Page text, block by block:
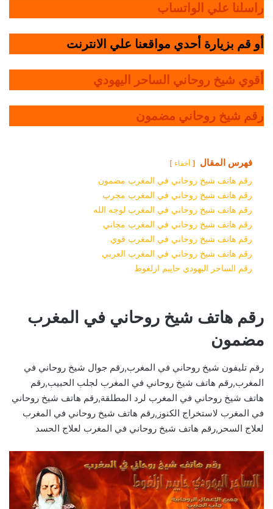
راسلنا علي الواتساب
أو قم بزيارة أحدي مواقعنا علي الانترنت
أقوي شيخ روحاني الساحر اليهودي
رقم شيخ روحاني مضمون
فهرس المقال أخفاء
رقم هاتف شيخ روحاني في المغرب مضمون
رقم هاتف شيخ روحاني في المغرب مجرب
رقم هاتف شيخ روحاني في المغرب لوجه الله
رقم هاتف شيخ روحاني في المغرب مجاني
رقم هاتف شيخ روحاني في المغرب قوي
رقم هاتف شيخ روحاني في المغرب العربي
رقم الساحر اليهودي حاييم ازلغوط
رقم هاتف شيخ روحاني في المغرب
مضمون
رقم تليفون شيخ روحاني في المغرب,رقم جوال شيخ روحاني في
المغرب,رقم هاتف شيخ روحاني في المغرب لجلب الحبيب,رقم
هاتف شيخ روحاني في المغرب لرد المطلقة,رقم هاتف شيخ روحاني
في المغرب لاستخراج الكنوز,رقم هاتف شيخ روحاني في المغرب
لعلاج السحر,رقم هاتف شيخ روحاني في المغرب لعلاج الحسد